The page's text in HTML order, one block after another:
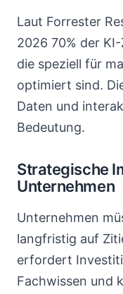
Laut Forrester
2026 70% der
die speziell für
optimiert sind.
Daten und
Bedeutung.
Strategische
Unternehmen
Unternehmen
langfristig auf
erfordert
Fachwissen und